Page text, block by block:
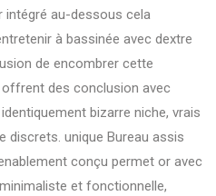
au-dessous cela
à bassinée avec dextre
de encombrer cette
des conclusion avec
bizarre niche, vrais
discrets. unique Bureau assis
conçu permet or avec
et fonctionnelle,